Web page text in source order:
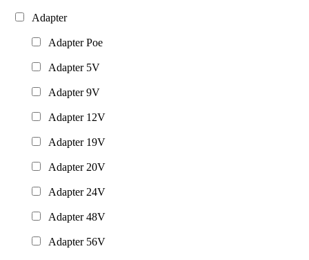
Adapter
Adapter Poe
Adapter 5V
Adapter 9V
Adapter 12V
Adapter 19V
Adapter 20V
Adapter 24V
Adapter 48V
Adapter 56V